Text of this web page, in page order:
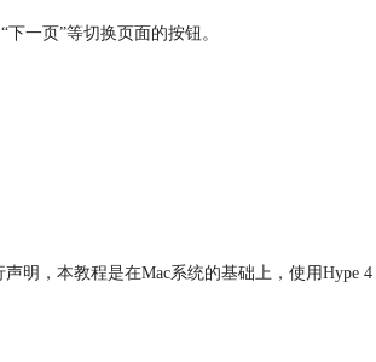
一页”等切换页面的按钮。
明，本教程是在Mac系统的基础上，使用Hype 4